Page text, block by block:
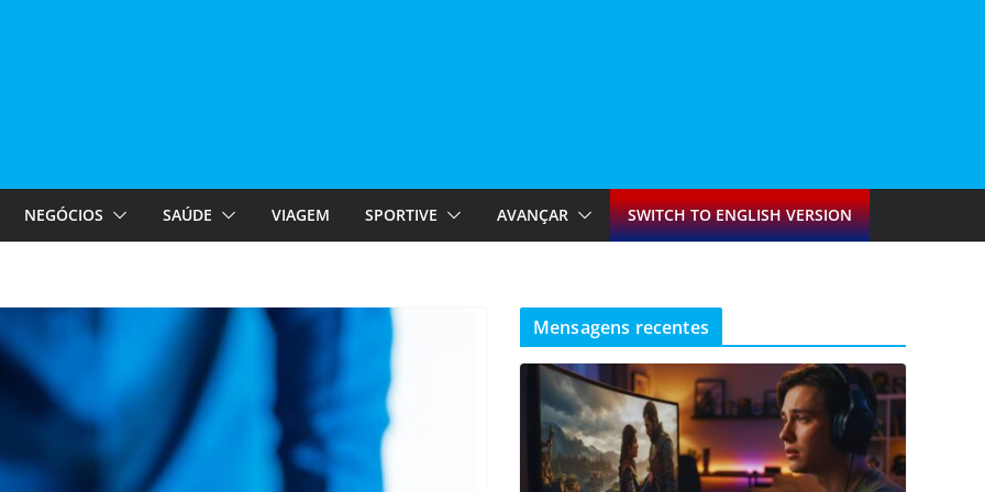
NEGÓCIOS SAÚDE VIAGEM SPORTIVE AVANÇAR SWITCH TO ENGLISH VERSION
Mensagens recentes